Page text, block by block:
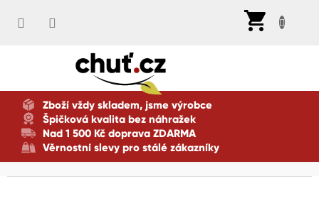
Zboží vždy skladem, jsme výrobce
Špičková kvalita bez náhražek
Nad 1 500 Kč doprava ZDARMA
Věrnostní slevy pro stálé zákazníky